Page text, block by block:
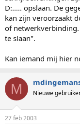
D:..... opslaan. De
kan zijn veroorzaakt
of
te slaan".
Kan iemand mij hier
M Nieuwe
27 feb 2003